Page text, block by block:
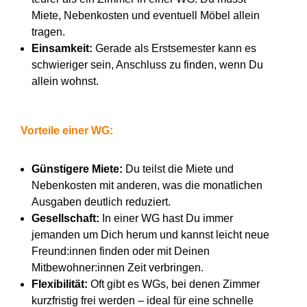
Miete, Nebenkosten und eventuell Möbel allein
tragen.
Einsamkeit: Gerade als Erstsemester kann es
schwieriger sein, Anschluss zu finden, wenn Du
allein wohnst.
Vorteile einer WG:
Günstigere Miete: Du teilst die Miete und
Nebenkosten mit anderen, was die monatlichen
Ausgaben deutlich reduziert.
Gesellschaft: In einer WG hast Du immer
jemanden um Dich herum und kannst leicht neue
Freund:innen finden oder mit Deinen
Mitbewohner:innen Zeit verbringen.
Flexibilität: Oft gibt es WGs, bei denen Zimmer
kurzfristig frei werden – ideal für eine schnelle